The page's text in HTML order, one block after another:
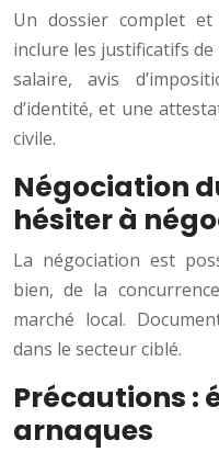
Un dossier complet
inclure les justificatifs
salaire, avis
d’identité, et une
civile.
Négociation
hésiter à
La négociation est
bien, de la
marché local.
dans le secteur ciblé.
Précautions :
arnaques